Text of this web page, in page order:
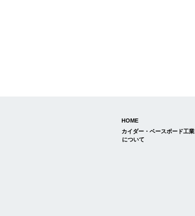
HOME
カイダー・ベースボード工業
について